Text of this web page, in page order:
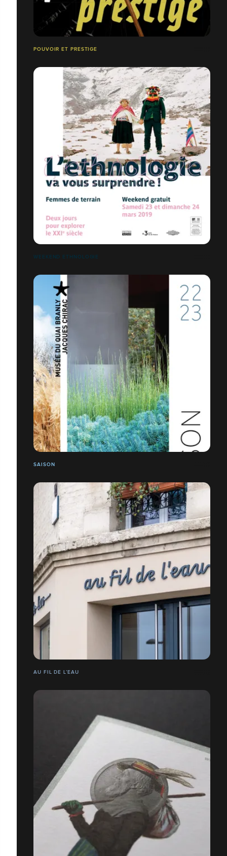
POUVOIR ET PRESTIGE
WEEKEND ETHNOLOGIE
SAISON
AU FIL DE L’EAU